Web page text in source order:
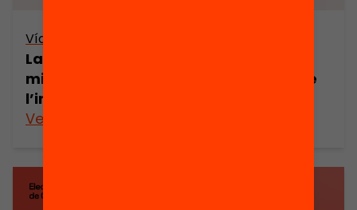
Vídeo
La competència digital davant del
mirall: anàlisi a partir dels resultats de
l’informe ICILS
Veure’n més